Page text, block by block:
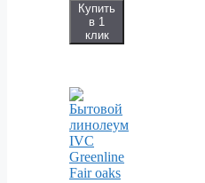
Купить
в 1
клик